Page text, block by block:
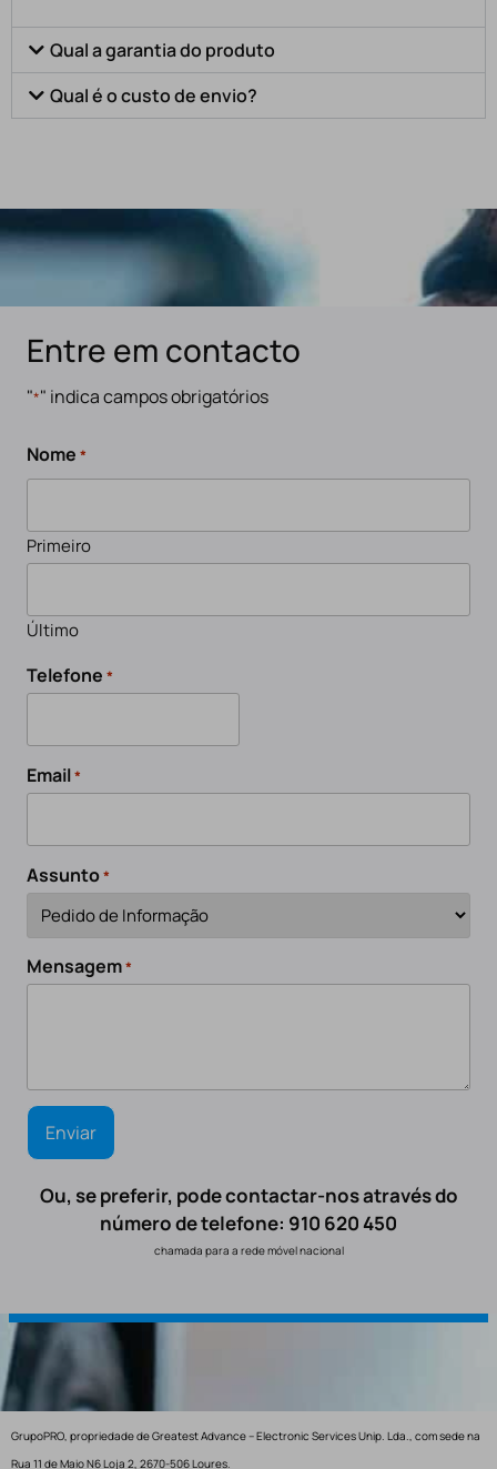
Qual a garantia do produto
Qual é o custo de envio?
Entre em contacto
"*" indica campos obrigatórios
Nome *
Primeiro
Último
Telefone *
Email*
Assunto*
Mensagem*
Ou, se preferir, pode contactar-nos através do
número de telefone: 910 620 450
chamada para a rede móvel nacional
GrupoPRO, propriedade de Greatest Advance – Electronic Services Unip. Lda., com sede na
Rua 11 de Maio N6 Loja 2, 2670-506 Loures.